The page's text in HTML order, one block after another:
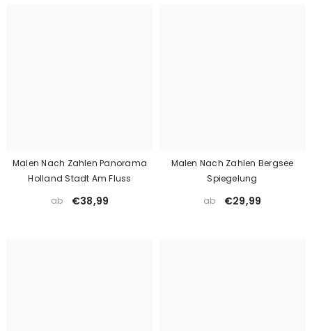
Malen Nach Zahlen Panorama
Holland Stadt Am Fluss
ab
€38,99
Malen Nach Zahlen Bergsee
Spiegelung
ab
€29,99